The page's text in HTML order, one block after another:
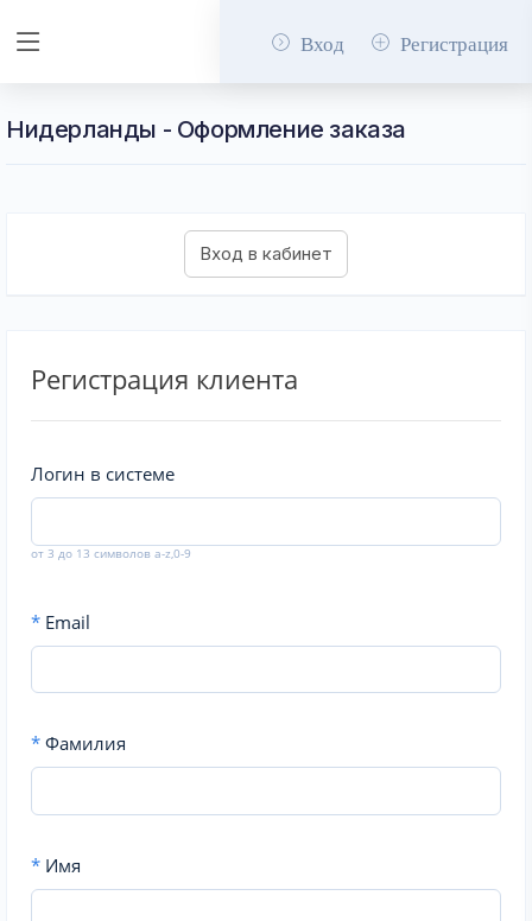
Вход Регистрация
Нидерланды - Оформление заказа
Регистрация клиента
Логин в системе
от 3 до 13 символов a-z,0-9
* Email
* Фамилия
* Имя